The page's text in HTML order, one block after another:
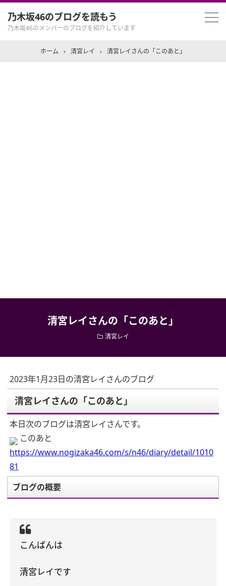
乃木坂46のブログを読もう
乃木坂46のメンバーのブログを紹介しています
ホーム › 清宮レイ › 清宮レイさんの「このあと」
清宮レイさんの「このあと」
清宮レイ
2023年1月23日の清宮レイさんのブログ
清宮レイさんの「このあと」
本日次のブログは清宮レイさんです。
このあと
https://www.nogizaka46.com/s/n46/diary/detail/1010
81
ブログの概要
こんばんは
清宮レイです